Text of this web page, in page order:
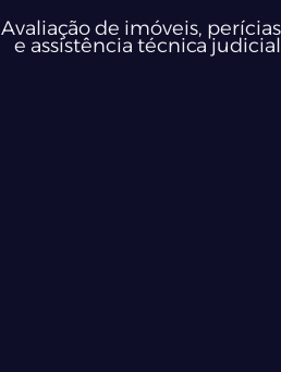
Avaliação de imóveis, perícias
e assistência técnica judicial